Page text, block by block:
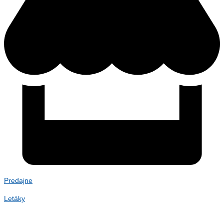
Predajne
Letáky